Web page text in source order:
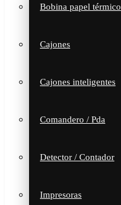
Bobina papel térmico
Cajones
Cajones inteligentes
Comandero / Pda
Detector / Contador
Impresoras